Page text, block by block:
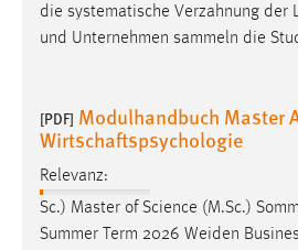
die systematische Verzahnung der
und Unternehmen sammeln die
[PDF] Modulhandbuch Master
Wirtschaftspsychologie
Relevanz:
Sc.) Master of Science (M.Sc.)
Summer Term 2026 Weiden